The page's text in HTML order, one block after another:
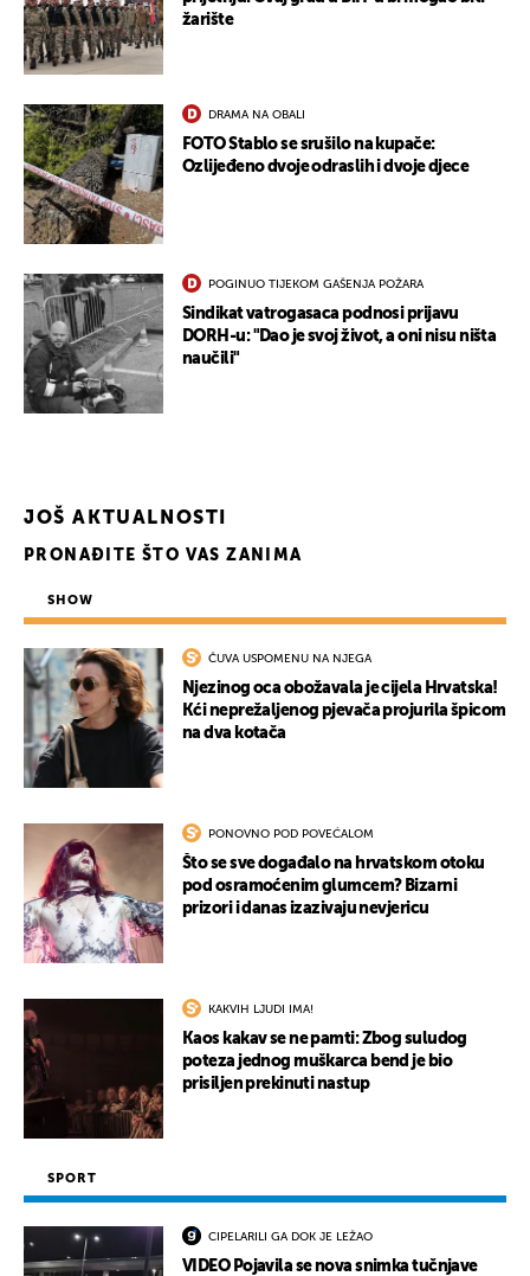
žarište
DRAMA NA OBALI
FOTO Stablo se srušilo na kupače:
Ozlijeđeno dvoje odraslih i dvoje djece
POGINUO TIJEKOM GAŠENJA POŽARA
Sindikat vatrogasaca podnosi prijavu
DORH-u: "Dao je svoj život, a oni nisu ništa
naučili"
JOŠ AKTUALNOSTI
PRONAĐITE ŠTO VAS ZANIMA
SHOW
ČUVA USPOMENU NA NJEGA
Njezinog oca obožavala je cijela Hrvatska!
Kći neprežaljenog pjevača projurila špicom
na dva kotača
PONOVNO POD POVEĆALOM
Što se sve događalo na hrvatskom otoku
pod osramoćenim glumcem? Bizarni
prizori i danas izazivaju nevjericu
KAKVIH LJUDI IMA!
Kaos kakav se ne pamti: Zbog suludog
poteza jednog muškarca bend je bio
prisiljen prekinuti nastup
SPORT
CIPELARILI GA DOK JE LEŽAO
VIDEO Pojavila se nova snimka tučnjave
UKLJUČITE NOTIFIKACIJE